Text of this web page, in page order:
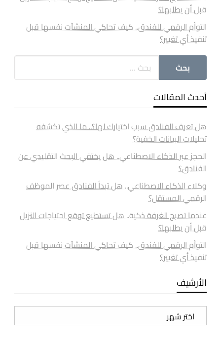
قبل أن يطلبها؟
التوأم الرقمي للفندق.. كيف تحاكي المنشآت نفسها قبل
تنفيذ أي تغيير؟
أحدث المقالات
هل تعرف الفنادق سبب اختيارك لها؟.. ما الذي تكشفه
تحليلات البيانات الخفية؟
الحجز عبر الذكاء الاصطناعي.. هل يختفي البحث التقليدي عن
الفنادق؟
وكلاء الذكاء الاصطناعي.. هل تبدأ الفنادق عصر الموظف
الرقمي المستقل؟
عندما تصبح الغرفة ذكية.. هل تستطيع توقع احتياجات النزيل
قبل أن يطلبها؟
التوأم الرقمي للفندق.. كيف تحاكي المنشآت نفسها قبل
تنفيذ أي تغيير؟
الأرشيف
الأرشيف